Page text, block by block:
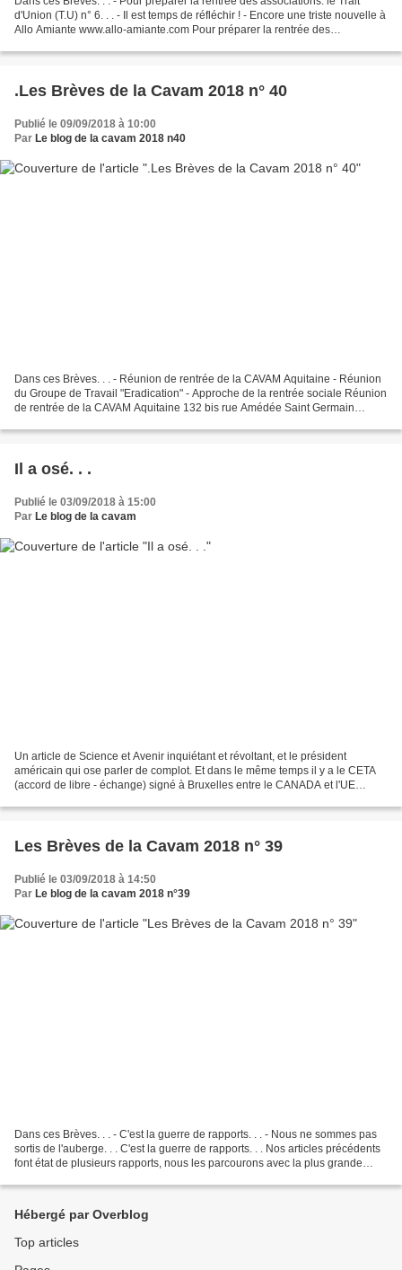
d'Union (T.U) n° 6. . . - Il est temps de réfléchir ! - Encore une triste nouvelle à
Allo Amiante www.allo-amiante.com Pour préparer la rentrée des
.Les Brèves de la Cavam 2018 n° 40
Publié le 09/09/2018 à 10:00
Par Le blog de la cavam 2018 n40
Dans ces Brèves. . . - Réunion de rentrée de la CAVAM Aquitaine - Réunion
du Groupe de Travail "Eradication" - Approche de la rentrée sociale Réunion
de rentrée de la CAVAM Aquitaine 132 bis rue Amédée Saint Germain
Il a osé. . .
Publié le 03/09/2018 à 15:00
Par Le blog de la cavam
Un article de Science et Avenir inquiétant et révoltant, et le président
américain qui ose parler de complot. Et dans le même temps il y a le CETA
(accord de libre - échange) signé à Bruxelles entre le CANADA et l'UE
Les Brèves de la Cavam 2018 n° 39
Publié le 03/09/2018 à 14:50
Par Le blog de la cavam 2018 n°39
Dans ces Brèves. . . - C'est la guerre de rapports. . . - Nous ne sommes pas
sortis de l'auberge. . . C'est la guerre de rapports. . . Nos articles précédents
font état de plusieurs rapports, nous les parcourons avec la plus grande
Hébergé par Overblog
Top articles